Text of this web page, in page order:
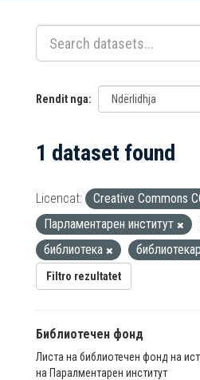
përmbajtja
Rendit nga
1 dataset found
Licencat: Creative Commons
Парламентарен институт
библиотека
библиотекар
Filtro rezultatet
Библиотечен фонд
Листа на библиотечен фонд на
на Паралментарен институт